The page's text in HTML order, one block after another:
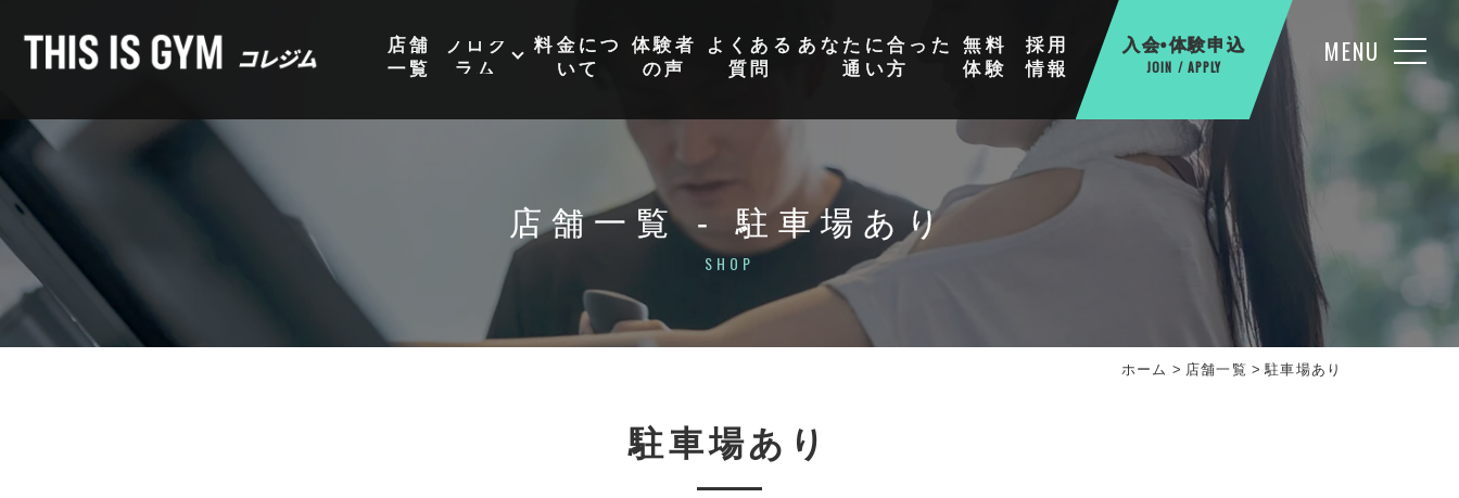
店舗
一覧
プログ
ラム
パーソナルトレーニング
管理栄養士が監修する食事管
理付きダイエットパーソナル
トレーニング
コレジムアスリートクラブ
料金につ
いて
体験者
の声
よくある
質問
あなたに合った
通い方
無料
体験
採用
情報
入会•体験申込
JOIN / APPLY MENU
店舗一覧 - 駐車場あり
SHOP
ホーム > 店舗一覧 >駐車場あり
駐車場あり